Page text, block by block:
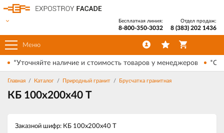
Меню
Бесплатная линия:
8-800-350-3032
Отдел продаж:
8 (383) 202 1436
*Уточняйте наличие и стоимость товаров у менеджеров
Главная Каталог Природный гранит Брусчатка гранитная
КБ 100х200х40 Т
Заказной шифр: КБ 100х200х40 Т